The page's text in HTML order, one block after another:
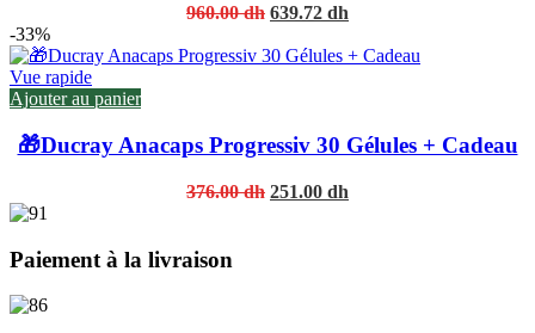
960.00dh Original
was:
639.72 dh
is:
-33%
Vue rapide
Ajouter au panier
🎁Ducray Anacaps Progressiv 30 Gélules + Cadeau
376.00dh Original
251.00 dh
Paiement à la livraison